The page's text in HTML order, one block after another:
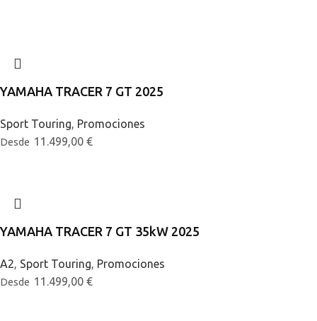
YAMAHA TRACER 7 GT 2025
Sport Touring, Promociones
Desde 11.499,00 €
YAMAHA TRACER 7 GT 35kW 2025
A2, Sport Touring, Promociones
Desde 11.499,00 €